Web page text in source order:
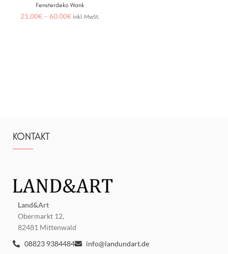
Fensterdeko Wank
21.00€– 60.00€ inkl. MwSt.
KONTAKT
Land&Art
Obermarkt 12,
82481 Mittenwald
08823 9384484
info@landundart.de